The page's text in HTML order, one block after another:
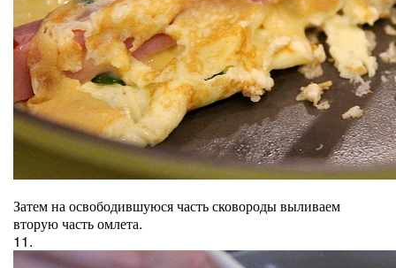
Затем на освободившуюся часть сковороды выливаем
вторую часть омлета.
11.